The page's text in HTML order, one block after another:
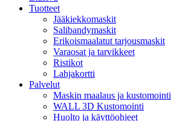
Tuotteet
Jääkiekkomaskit
Salibandymaskit
Erikoismaalatut tarjousmaskit
Varaosat ja tarvikkeet
Ristikot
Lahjakortti
Palvelut
Maskin maalaus ja kustomointi
WALL 3D Kustomointi
Huolto ja käyttöohjeet